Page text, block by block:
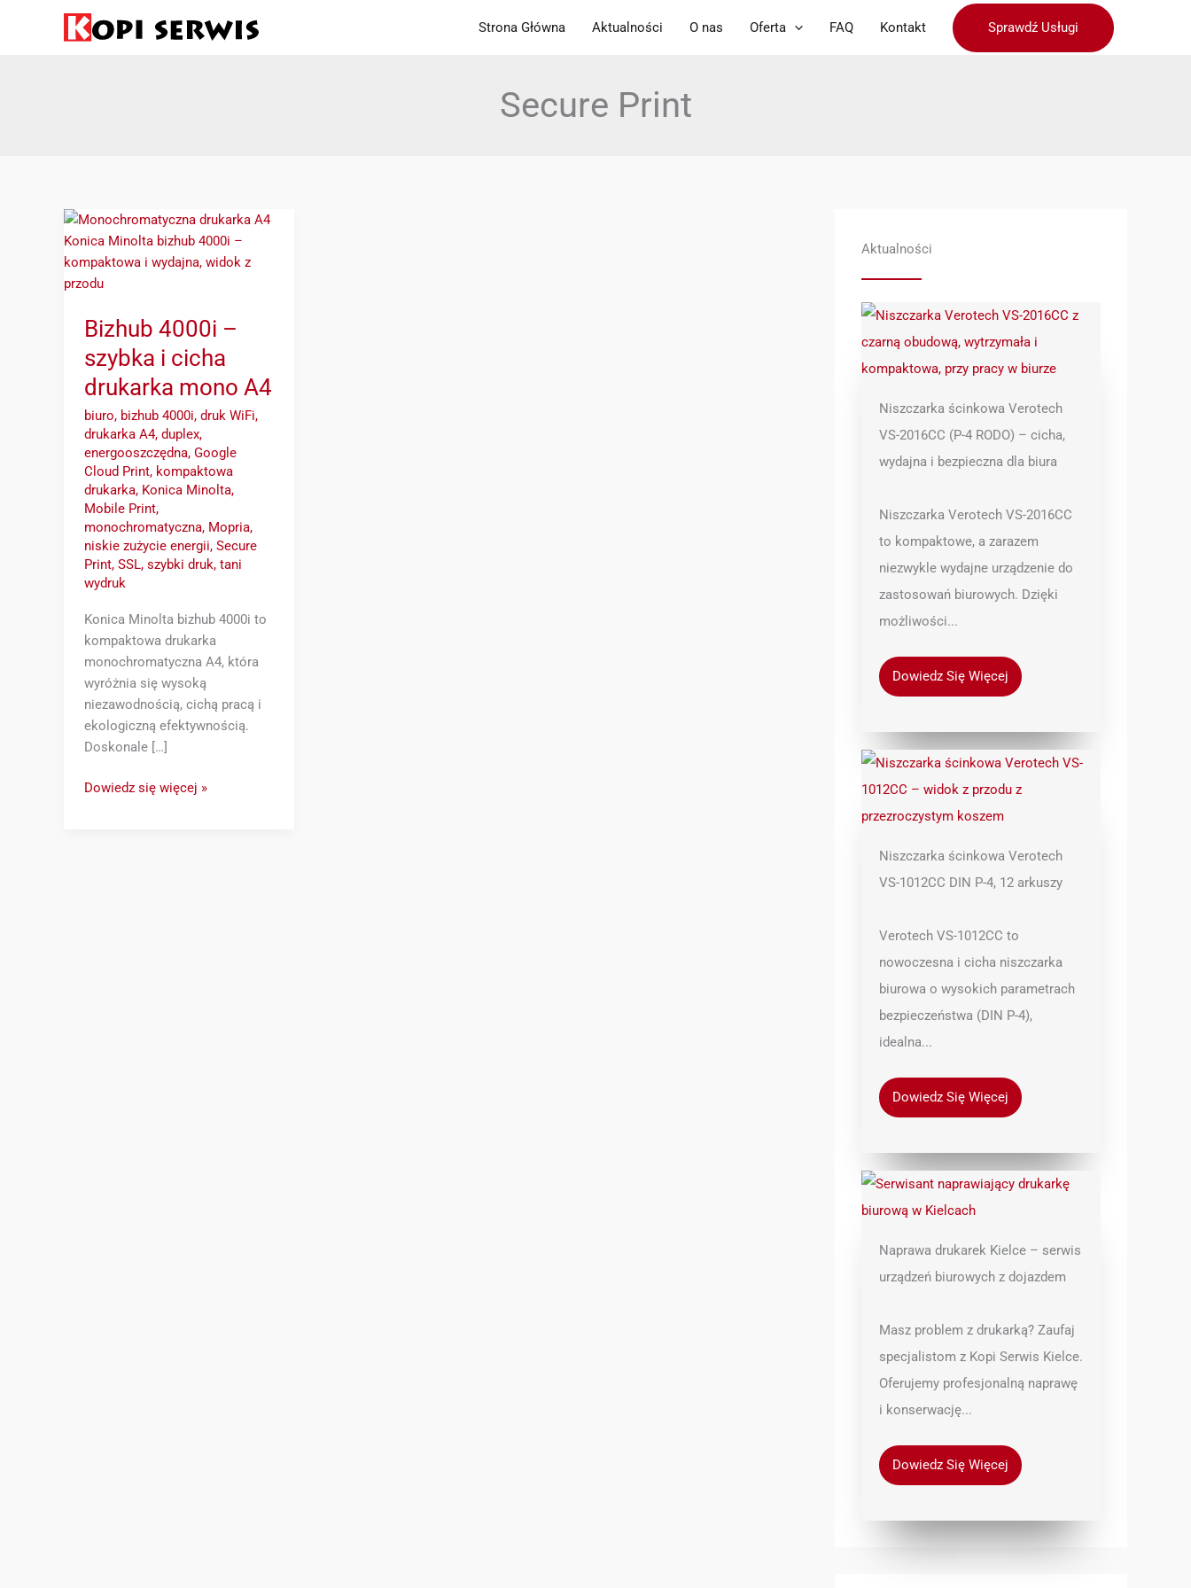
Strona Główna Aktualności O nas Oferta FAQ Kontakt Sprawdź Usługi
Secure Print
Bizhub 4000i –
szybka i cicha
drukarka mono A4
biuro, bizhub 4000i, druk WiFi,
drukarka A4, duplex,
energooszczędna, Google
Cloud Print, kompaktowa
drukarka, Konica Minolta,
Mobile Print,
monochromatyczna, Mopria,
niskie zużycie energii, Secure
Print, SSL, szybki druk, tani
wydruk
Konica Minolta bizhub 4000i to
kompaktowa drukarka
monochromatyczna A4, która
wyróżnia się wysoką
niezawodnością, cichą pracą i
ekologiczną efektywnością.
Doskonale […]
Bizhub
4000i
–
szybka
cicha
drukarka
mono
A4
Dowiedz się więcej »
Aktualności
Niszczarka ścinkowa Verotech
VS-2016CC (P-4 RODO) – cicha,
wydajna i bezpieczna dla biura
Niszczarka Verotech VS-2016CC
to kompaktowe, a zarazem
niezwykle wydajne urządzenie do
zastosowań biurowych. Dzięki
możliwości...
Dowiedz Się Więcej
Niszczarka ścinkowa Verotech
VS-1012CC DIN P-4, 12 arkuszy
Verotech VS-1012CC to
nowoczesna i cicha niszczarka
biurowa o wysokich parametrach
bezpieczeństwa (DIN P-4),
idealna...
Dowiedz Się Więcej
Naprawa drukarek Kielce – serwis
urządzeń biurowych z dojazdem
Masz problem z drukarką? Zaufaj
specjalistom z Kopi Serwis Kielce.
Oferujemy profesjonalną naprawę
i konserwację...
Dowiedz Się Więcej